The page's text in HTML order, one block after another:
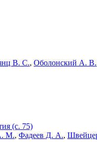
В. С., Оболонский А. В.
(с. 75)
М., Фадеев Д. А.,